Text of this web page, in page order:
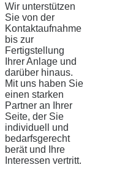
Wir unterstützen
Sie von der
Kontaktaufnahme
bis zur
Fertigstellung
Ihrer Anlage und
darüber hinaus.
Mit uns haben Sie
einen starken
Partner an Ihrer
Seite, der Sie
individuell und
bedarfsgerecht
berät und Ihre
Interessen vertritt.